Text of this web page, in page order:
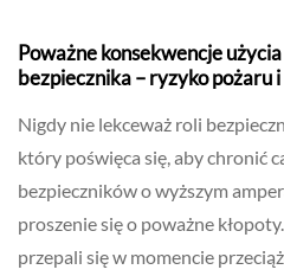
Poważne konsekwencje
bezpiecznika – ryzyko pożaru
Nigdy nie lekceważ roli
który poświęca się, aby chronić
bezpieczników o wyższym
proszenie się o poważne
przepali się w momencie